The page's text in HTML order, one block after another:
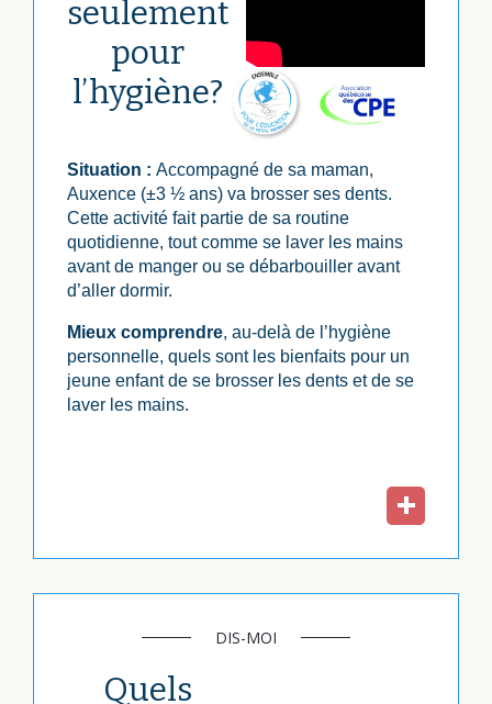
seulement
pour
l’hygiène?
Situation : Accompagné de sa maman,
Auxence (±3 ½ ans) va brosser ses dents.
Cette activité fait partie de sa routine
quotidienne, tout comme se laver les mains
avant de manger ou se débarbouiller avant
d’aller dormir.
Mieux comprendre, au-delà de l’hygiène
personnelle, quels sont les bienfaits pour un
jeune enfant de se brosser les dents et de se
laver les mains.
DIS-MOI
Quels